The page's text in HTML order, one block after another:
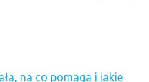
na co pomaga i jakie